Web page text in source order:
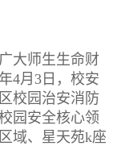
大师生生命财
4月3日，校安
校园治安消防
园安全核心领
域、星天苑k座